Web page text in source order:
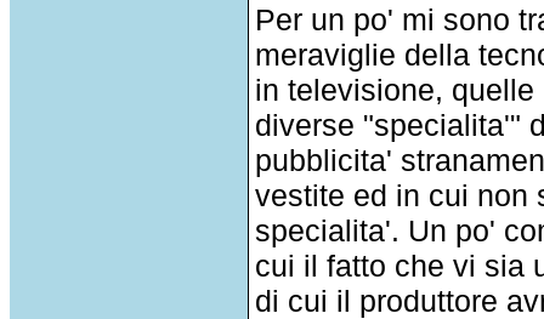
Per un po' mi sono
meraviglie della
in televisione,
diverse "specialita'"
pubblicita'
vestite ed in cui non
specialita'. Un po'
cui il fatto che vi sia
di cui il produttore